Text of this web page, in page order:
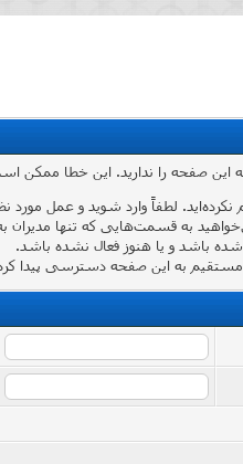
صفحه را ندارید. این خطا ممکن
لطفاً وارد شوید و عمل مورد
به قسمت‌هایی که تنها مدیران
باشد و یا هنوز فعال نشده باشد.
به این صفحه دسترسی پیدا